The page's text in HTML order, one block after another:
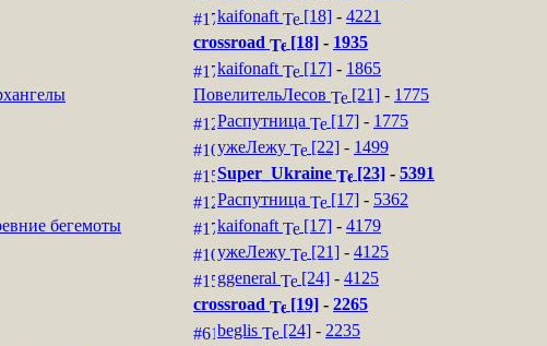
kaifonaft
[18] - 4221
crossroad [18] - 1935
kaifonaft
[17] - 1865
ПовелительЛесов
[21] - 1775
Распутница
[17] - 1775
ужеЛежу
[22] - 1499
бегемоты
Super_Ukraine [23] - 5391
Распутница
[17] - 5362
kaifonaft
[17] - 4179
ужеЛежу
[21] - 4125
ggeneral
[24] - 4125
crossroad [19] - 2265
beglis
[24] - 2235